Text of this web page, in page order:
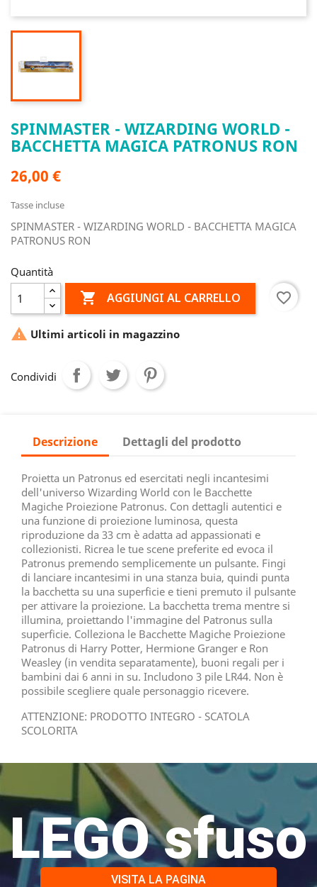
SPINMASTER - WIZARDING WORLD -
BACCHETTA MAGICA PATRONUS RON
26,00 €
Tasse incluse
SPINMASTER - WIZARDING WORLD - BACCHETTA MAGICA
PATRONUS RON
Quantità
 AGGIUNGI AL CARRELLO favorite_border
 Ultimi articoli in magazzino
Condividi
Descrizione Dettagli del prodotto
Proietta un Patronus ed esercitati negli incantesimi
dell'universo Wizarding World con le Bacchette
Magiche Proiezione Patronus. Con dettagli autentici e
una funzione di proiezione luminosa, questa
riproduzione da 33 cm è adatta ad appassionati e
collezionisti. Ricrea le tue scene preferite ed evoca il
Patronus premendo semplicemente un pulsante. Fingi
di lanciare incantesimi in una stanza buia, quindi punta
la bacchetta su una superficie e tieni premuto il pulsante
per attivare la proiezione. La bacchetta trema mentre si
illumina, proiettando l'immagine del Patronus sulla
superficie. Colleziona le Bacchette Magiche Proiezione
Patronus di Harry Potter, Hermione Granger e Ron
Weasley (in vendita separatamente), buoni regali per i
bambini dai 6 anni in su. Includono 3 pile LR44. Non è
possibile scegliere quale personaggio ricevere.
ATTENZIONE: PRODOTTO INTEGRO - SCATOLA
SCOLORITA
LEGO sfuso
VISITA LA PAGINA